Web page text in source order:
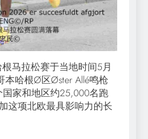
马拉松赛于当地时间5月
本哈根Ø区Øster Allé鸣枪
国家和地区约25,000名跑
这项北欧最具影响力的长